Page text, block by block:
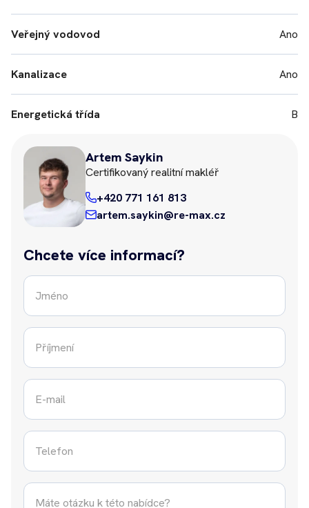
Veřejný vodovod Ano
Kanalizace Ano
Energetická třída B
Artem Saykin
Certifikovaný realitní makléř
+420 771 161 813
artem.saykin@re-max.cz
Chcete více informací?
Jméno
Příjmení
E-
mail
Telefon
Zpráva